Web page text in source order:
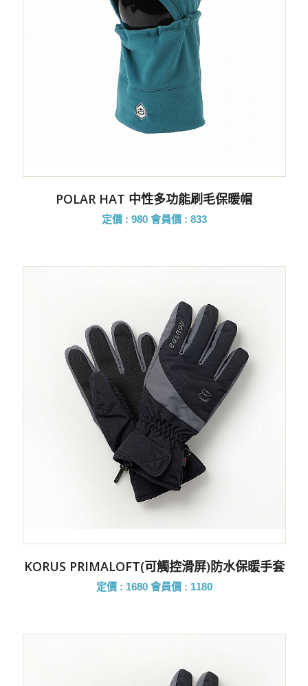
POLAR HAT 中性多功能刷毛保暖帽
定價 : 980 會員價 : 833
KORUS PRIMALOFT(可觸控滑屏)防水保暖手套
定價 : 1680 會員價 : 1180